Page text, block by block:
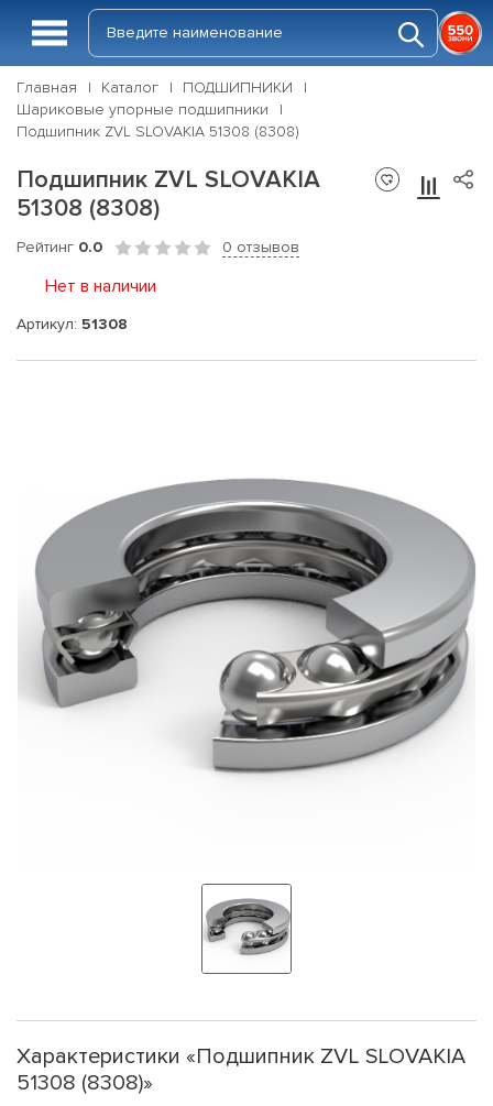
Главная Каталог
ПОДШИПНИКИ
Шариковые упорные подшипники
Подшипник ZVL SLOVAKIA 51308 (8308)
Подшипник ZVL SLOVAKIA
51308 (8308)
Рейтинг 0.0 0 отзывов
Нет в наличии
Артикул: 51308
Характеристики «Подшипник ZVL SLOVAKIA
51308 (8308)»